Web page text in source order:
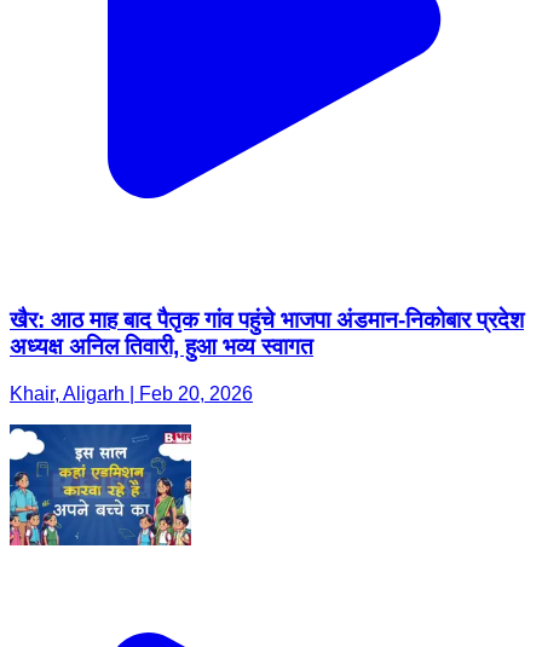
खैर: आठ माह बाद पैतृक गांव पहुंचे भाजपा अंडमान-निकोबार प्रदेश
अध्यक्ष अनिल तिवारी, हुआ भव्य स्वागत
Khair, Aligarh | Feb 20, 2026